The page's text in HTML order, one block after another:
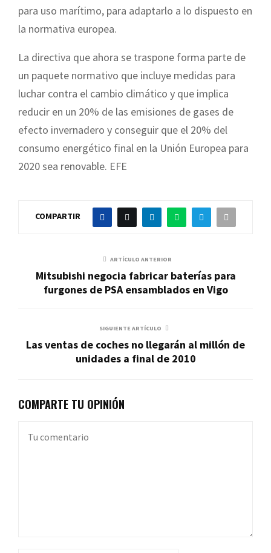
para uso marítimo, para adaptarlo a lo dispuesto en
la normativa europea.
La directiva que ahora se traspone forma parte de
un paquete normativo que incluye medidas para
luchar contra el cambio climático y que implica
reducir en un 20% de las emisiones de gases de
efecto invernadero y conseguir que el 20% del
consumo energético final en la Unión Europea para
2020 sea renovable. EFE
COMPARTIR
ARTÍCULO ANTERIOR
Mitsubishi negocia fabricar baterías para
furgones de PSA ensamblados en Vigo
SIGUIENTE ARTÍCULO
Las ventas de coches no llegarán al millón de
unidades a final de 2010
COMPARTE TU OPINIÓN